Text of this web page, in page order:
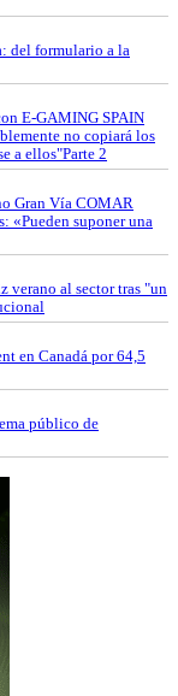
del formulario a la
E-GAMING SPAIN
no copiará los
a ellos"Parte 2
Gran Vía COMAR
«Pueden suponer una
verano al sector tras "un
en Canadá por 64,5
público de